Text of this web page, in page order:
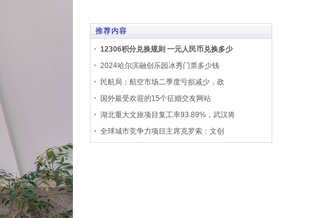
推荐内容
12306积分兑换规则 一元人民币兑换多少
2024哈尔滨融创乐园冰秀门票多少钱
民航局：航空市场二季度亏损减少，政
国外最受欢迎的15个征婚交友网站
湖北重大文旅项目复工率93.89%，武汉将
全球城市竞争力项目主席克罗索：文创